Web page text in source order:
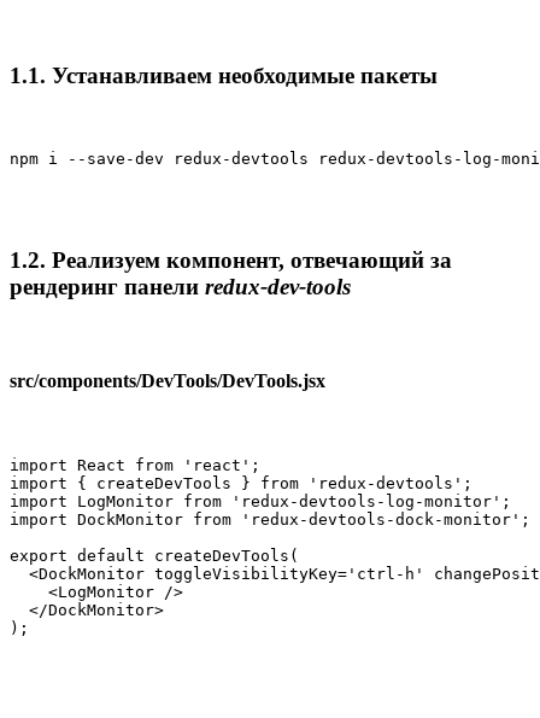
1.1. Устанавливаем необходимые пакеты
npm i --save-dev redux-devtools redux-devtools-log-
1.2. Реализуем компонент, отвечающий за
рендеринг панели redux-dev-tools
src/components/DevTools/DevTools.jsx
import React from 'react';
import { createDevTools } from 'redux-devtools';
import LogMonitor from 'redux-devtools-log-monitor';
import DockMonitor from 'redux-devtools-dock-monitor';
export default createDevTools(
<DockMonitor toggleVisibilityKey='ctrl-h'
    <LogMonitor />
  </DockMonitor>
);